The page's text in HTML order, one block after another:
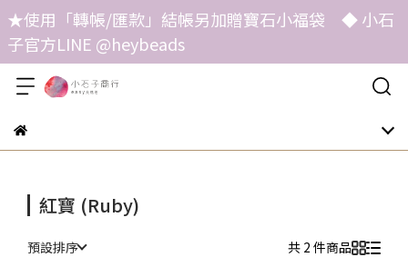
★使用「轉帳/匯款」結帳另加贈寶石小福袋 ◆ 小石
子官方LINE @heybeads
紅寶 (Ruby)
預設排序 共 2 件商品